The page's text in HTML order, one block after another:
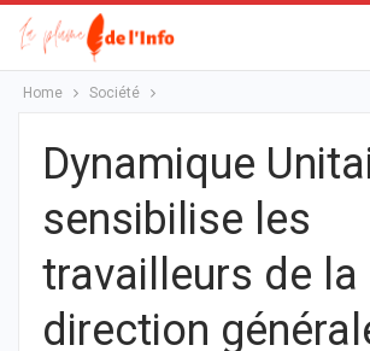
Home Société
Dynamique
sensibilise les
travailleurs de la
direction